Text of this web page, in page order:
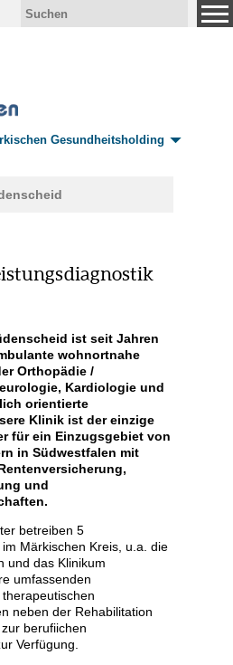
Gesundheitsholding
ist seit Jahren
wohnortnahe
Orthopädie /
Kardiologie und
orientierte
Klinik ist der einzige
für ein Einzugsgebiet von
in Südwestfalen mit
und
betreiben 5
Märkischen Kreis, u.a. die
und das Klinikum
umfassenden
neben der Rehabilitation
berufiichen
Verfügung.